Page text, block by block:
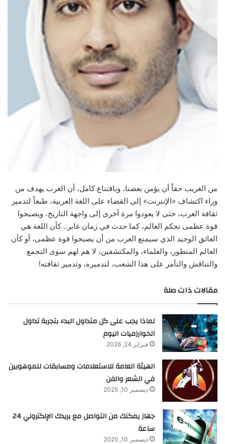
من الغريب حقاً أن يؤمن بعضنا، وباقتناع كامل، أن الغرب يهدف من
وراء اكتشاف «الإنترنت» إلى القضاء على اللغة العربية، طبعاً لتدمير
ثقافة العرب، حتى لا يعودوا مرة أخرى إلى واجهة التاريخ، ويصبحوا
قوة عظمى تحكم العالم، كما حدث في زمان غابر.. كأن اللغة هي
العائق الوحيد الذي سيمنع العرب من أن يصبحوا قوة عظمى، أو كأن
العالم المتطور، والعلماء، والمكتشفين، لا هم لهم سوى التجمع
والتناقش والتآمر على هذا الشعب، لتدميره، وتدمير ثقافته!
مقالات ذات صلة
لماذا يجب على كل متداول البدء بتجربة تداول
الخوارزميات اليوم
فبراير 24, 2026
الهيئة العامة للاستعلامات ومسابقات للموهوبين
في الشعر والفن
ديسمبر 10, 2025
جهاز يمكنك من التواصل مع بريدك الإلكتروني 24
ساعة
ديسمبر 10, 2025